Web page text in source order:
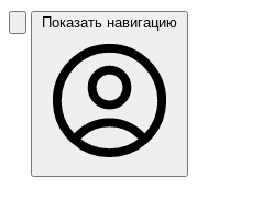
Показать навигацию